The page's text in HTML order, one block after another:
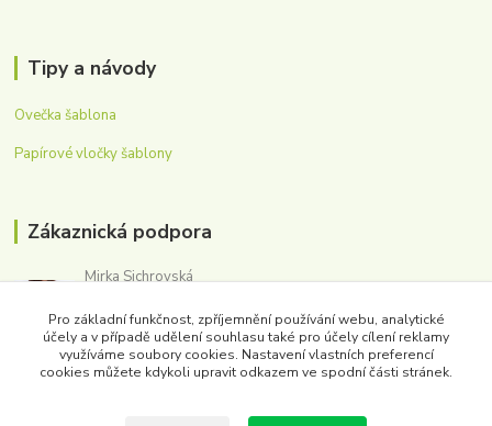
Tipy a návody
Ovečka šablona
Papírové vločky šablony
Zákaznická podpora
Mirka Sichrovská
(Po-Pá, 8-16 hod.)
obchod@washmpaper.cz
Pro základní funkčnost, zpříjemnění používání webu, analytické
účely a v případě udělení souhlasu také pro účely cílení reklamy
využíváme soubory cookies. Nastavení vlastních preferencí
cookies můžete kdykoli upravit odkazem ve spodní části stránek.